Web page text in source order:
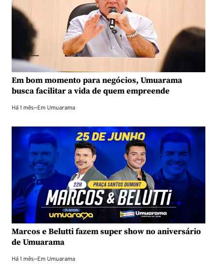
Em bom momento para negócios, Umuarama
busca facilitar a vida de quem empreende
Há 1 mês—Em Umuarama
Marcos e Belutti fazem super show no aniversário
de Umuarama
Há 1 mês—Em Umuarama